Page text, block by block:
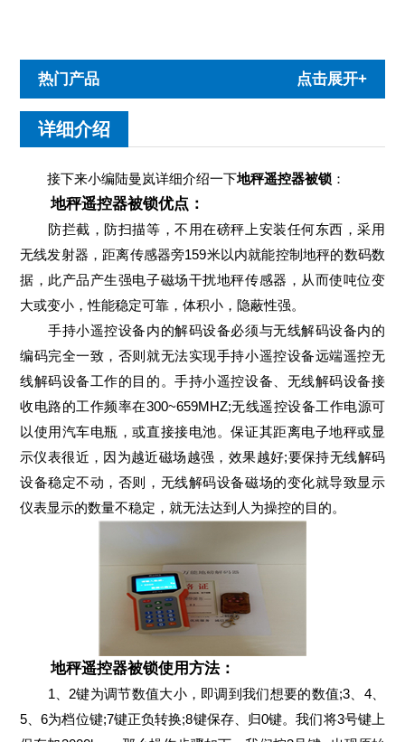
热门产品 点击展开+
详细介绍
接下来小编陆曼岚详细介绍一下地秤遥控器被锁 ：
地秤遥控器被锁优点：
防拦截，防扫描等，不用在磅秤上安装任何东西，采用
无线发射器，距离传感器旁159米以内就能控制地秤的数码数
据，此产品产生强电子磁场干扰地秤传感器，从而使吨位变
大或变小，性能稳定可靠，体积小，隐蔽性强。
手持小遥控设备内的解码设备必须与无线解码设备内的
编码完全一致，否则就无法实现手持小遥控设备远端遥控无
线解码设备工作的目的。手持小遥控设备、无线解码设备接
收电路的工作频率在300~659MHZ;无线遥控设备工作电源可
以使用汽车电瓶，或直接接电池。保证其距离电子地秤或显
示仪表很近，因为越近磁场越强，效果越好;要保持无线解码
设备稳定不动，否则，无线解码设备磁场的变化就导致显示
仪表显示的数量不稳定，就无法达到人为操控的目的。
地秤遥控器被锁使用方法：
1、2键为调节数值大小，即调到我们想要的数值;3、4、
5、6为档位键;7键正负转换;8键保存、归0键。我们将3号键上